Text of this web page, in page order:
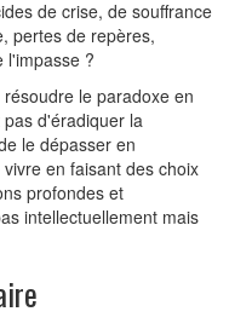
de crise, de souffrance
pertes de repères,
l'impasse ?
le paradoxe en
d'éradiquer la
le dépasser en
en faisant des choix
profondes et
intellectuellement mais